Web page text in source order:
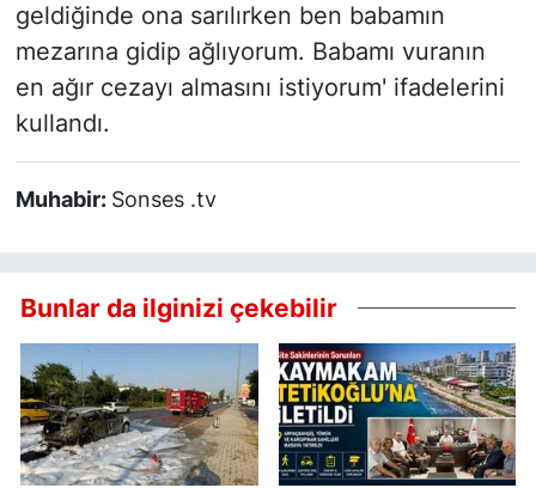
geldiğinde ona sarılırken ben babamın
mezarına gidip ağlıyorum. Babamı vuranın
en ağır cezayı almasını istiyorum' ifadelerini
kullandı.
Muhabir: Sonses .tv
Bunlar da ilginizi çekebilir